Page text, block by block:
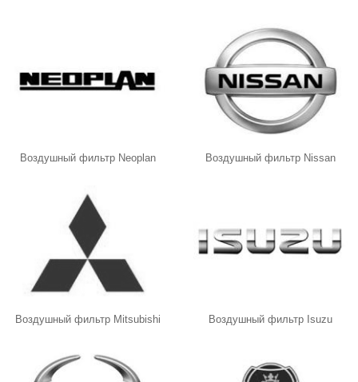
Воздушный фильтр Neoplan Воздушный фильтр Nissan
Воздушный фильтр Mitsubishi Воздушный фильтр Isuzu